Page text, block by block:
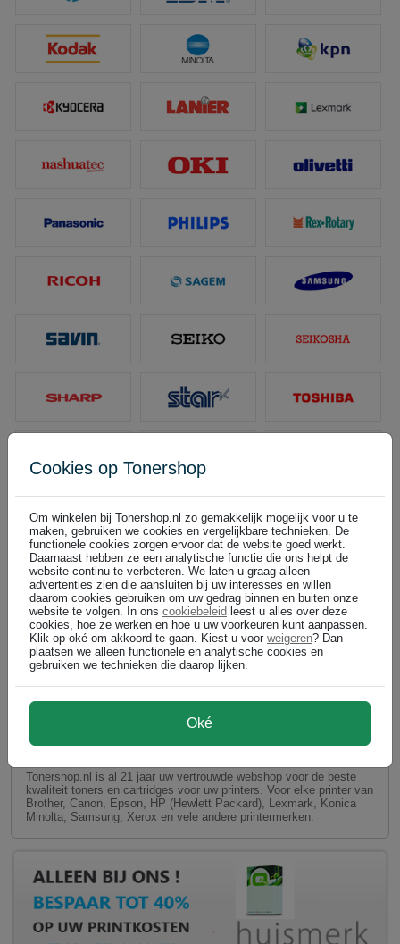
GEEN VERZENDKOSTEN bij Tonershop.nl op huismerk
toner en huismerk inktcartridges!
30,- aan huismerk toner en inkt cartridges voor uw printer.
Tonershop.nl is al 21 jaar uw vertrouwde webshop voor de beste
kwaliteit toners en cartridges voor uw printers. Voor elke printer van
Brother, Canon, Epson, HP (Hewlett Packard), Lexmark, Konica
Minolta, Samsung, Xerox en vele andere printermerken.
Cookies op Tonershop
Om winkelen bij Tonershop.nl zo gemakkelijk mogelijk voor u te
maken, gebruiken we cookies en vergelijkbare technieken. De
functionele cookies zorgen ervoor dat de website goed werkt.
Daarnaast hebben ze een analytische functie die ons helpt de
website continu te verbeteren. We laten u graag alleen
advertenties zien die aansluiten bij uw interesses en willen
daarom cookies gebruiken om uw gedrag binnen en buiten onze
website te volgen. In ons cookiebeleid leest u alles over deze
cookies, hoe ze werken en hoe u uw voorkeuren kunt aanpassen.
Klik op oké om akkoord te gaan. Kiest u voor weigeren? Dan
plaatsen we alleen functionele en analytische cookies en
gebruiken we technieken die daarop lijken.
Oké